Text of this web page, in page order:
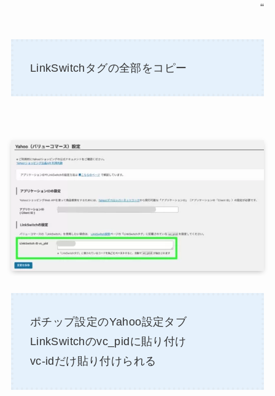
“
LinkSwitchタグの全部をコピー
ポチップ設定のYahoo設定タブ
LinkSwitchのvc_pidに貼り付け
vc-idだけ貼り付けられる